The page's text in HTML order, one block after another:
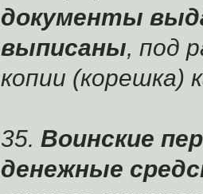
документы
выписаны, под
копии (корешка)
35. Воинские
денежные